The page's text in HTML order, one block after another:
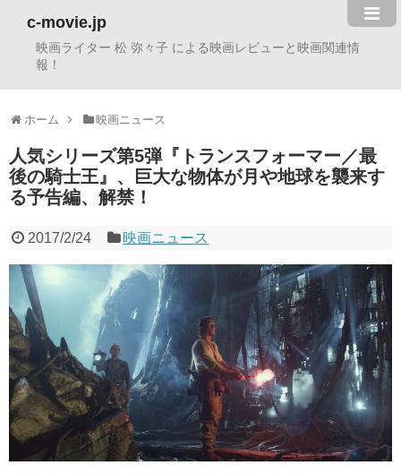
c-movie.jp
映画ライター 松 弥々子 による映画レビューと映画関連情
報！
ホーム 映画ニュース
人気シリーズ第5弾『トランスフォーマー／最
後の騎士王』、巨大な物体が月や地球を襲来す
る予告編、解禁！
2017/2/24 映画ニュース